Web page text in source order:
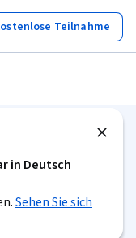
Teilnahme
in Deutsch
Sehen Sie sich